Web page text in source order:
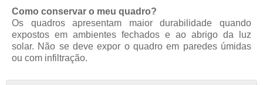
Como conservar o meu quadro?
Os quadros apresentam maior durabilidade quando
expostos em ambientes fechados e ao abrigo da luz
solar. Não se deve expor o quadro em paredes úmidas
ou com infiltração.